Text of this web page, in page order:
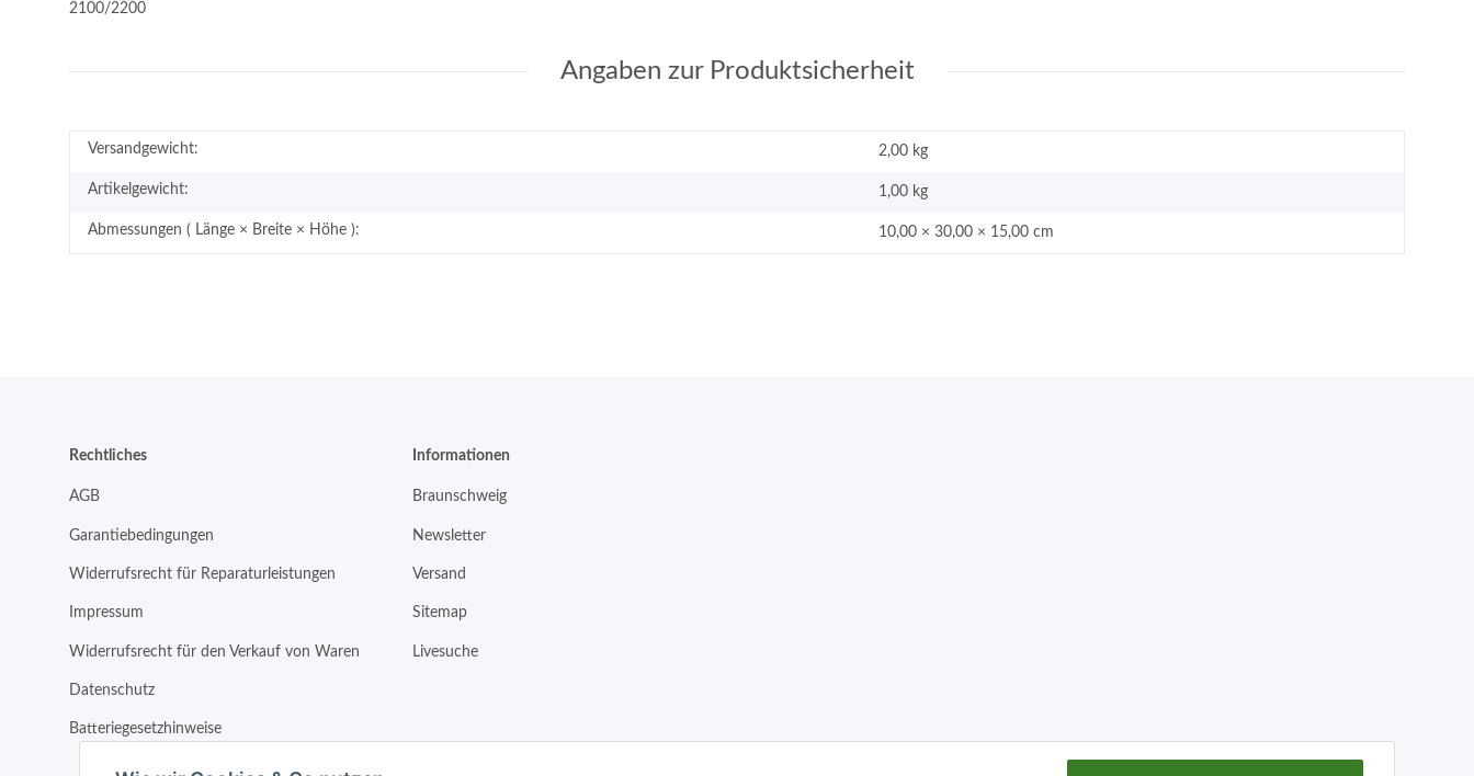
2100/2200
Angaben zur Produktsicherheit
Versandgewicht: 2,00 kg
Artikelgewicht: 1,00 kg
Abmessungen ( Länge × Breite × Höhe ): 10,00 × 30,00 × 15,00 cm
Rechtliches
AGB
Garantiebedingungen
Widerrufsrecht für Reparaturleistungen
Impressum
Widerrufsrecht für den Verkauf von Waren
Datenschutz
Batteriegesetzhinweise
Informationen
Braunschweig
Newsletter
Versand
Sitemap
Livesuche